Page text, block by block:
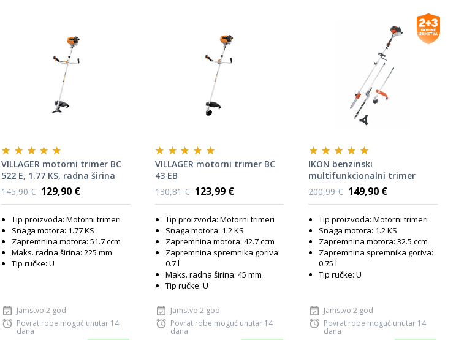
VILLAGER motorni trimer BC
522 E, 1.77 KS, radna širina
255 mm
145,90 € 129,90 €
Tip proizvoda: Motorni trimeri
Snaga motora: 1.77 KS
Zapremnina motora: 51.7 ccm
Maks. radna širina: 225 mm
Tip ručke: U
Jamstvo:2 god
Povrat robe moguć unutar 14
dana
VILLAGER motorni trimer BC
43 EB
130,81 € 123,99 €
Tip proizvoda: Motorni trimeri
Snaga motora: 1.2 KS
Zapremnina motora: 42.7 ccm
Zapremnina spremnika goriva:
0.7 l
Maks. radna širina: 45 mm
Tip ručke: U
Jamstvo:2 god
Povrat robe moguć unutar 14
dana
IKON benzinski
multifunkcionalni trimer
LDMT330A - 1,20 KS, 4 u 1
200,99 € 149,90 €
Tip proizvoda: Motorni trimeri
Snaga motora: 1.2 KS
Zapremnina motora: 32.5 ccm
Zapremnina spremnika goriva:
0.75 l
Tip ručke: U
Jamstvo:2 god
Povrat robe moguć unutar 14
dana